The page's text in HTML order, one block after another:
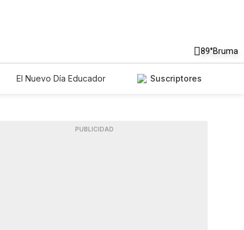
89°Bruma
El Nuevo Día Educador
Suscriptores
PUBLICIDAD